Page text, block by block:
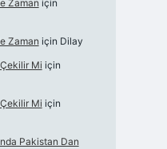
Zaman için
Zaman için Dilay
Mi için
Mi için
Pakistan Dan